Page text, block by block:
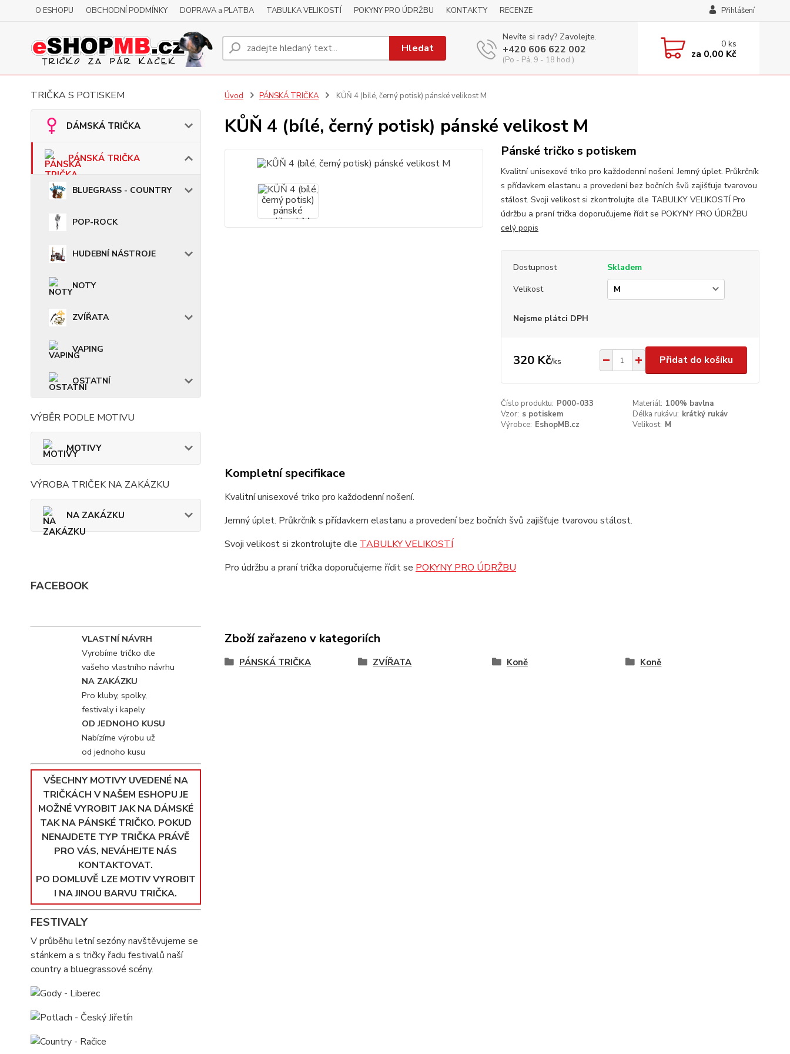
O ESHOPU OBCHODNÍ PODMÍNKY DOPRAVA a PLATBA TABULKA VELIKOSTÍ POKYNY PRO ÚDRŽBU KONTAKTY RECENZE Přihlášení
Hledat
Nevíte si rady? Zavolejte.
+420 606 622 002
(Po - Pá, 9 - 18 hod.)
0ks
za 0,00 Kč
TRIČKA S POTISKEM
DÁMSKÁ TRIČKA
PÁNSKÁ TRIČKA
BLUEGRASS - COUNTRY
POP-ROCK
HUDEBNÍ NÁSTROJE
NOTY
ZVÍŘATA
VAPING
OSTATNÍ
VÝBĚR PODLE MOTIVU
MOTIVY
VÝROBA TRIČEK NA ZAKÁZKU
NA ZAKÁZKU
FACEBOOK
VLASTNÍ NÁVRH
Vyrobíme tričko dle
vašeho vlastního návrhu
NA ZAKÁZKU
Pro kluby, spolky,
festivaly i kapely
OD JEDNOHO KUSU
Nabízíme výrobu už
od jednoho kusu
VŠECHNY MOTIVY UVEDENÉ NA
TRIČKÁCH V NAŠEM ESHOPU JE
MOŽNÉ VYROBIT JAK NA DÁMSKÉ
TAK NA PÁNSKÉ TRIČKO. POKUD
NENAJDETE TYP TRIČKA PRÁVĚ
PRO VÁS, NEVÁHEJTE NÁS
KONTAKTOVAT.
PO DOMLUVĚ LZE MOTIV VYROBIT
I NA JINOU BARVU TRIČKA.
FESTIVALY
V průběhu letní sezóny navštěvujeme se
stánkem a s tričky řadu festivalů naší
country a bluegrassové scény.
Úvod PÁNSKÁ TRIČKA KŮŇ 4 (bílé, černý potisk) pánské velikost M
KŮŇ 4 (bílé, černý potisk) pánské velikost M
Pánské tričko s potiskem
Kvalitní unisexové triko pro každodenní nošení. Jemný úplet. Průkrčník
s přídavkem elastanu a provedení bez bočních švů zajišťuje tvarovou
stálost. Svoji velikost si zkontrolujte dle TABULKY VELIKOSTÍ Pro
údržbu a praní trička doporučujeme řídit se POKYNY PRO ÚDRŽBU
celý popis
Dostupnost
Skladem
Velikost
Nejsme plátci DPH
320 Kč/ks Přidat do košíku
Číslo produktu: P000-033 Materiál: 100% bavlna
Vzor: s potiskem Délka rukávu: krátký rukáv
Výrobce: EshopMB.cz Velikost: M
Kompletní specifikace
Kvalitní unisexové triko pro každodenní nošení.
Jemný úplet. Průkrčník s přídavkem elastanu a provedení bez bočních švů zajišťuje tvarovou stálost.
Svoji velikost si zkontrolujte dle TABULKY VELIKOSTÍ
Pro údržbu a praní trička doporučujeme řídit se POKYNY PRO ÚDRŽBU
Zboží zařazeno v kategoriích
PÁNSKÁ TRIČKA ZVÍŘATA Koně Koně